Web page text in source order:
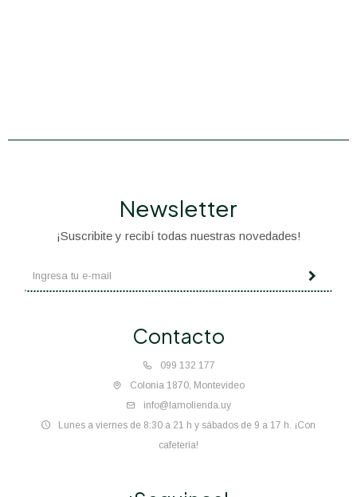
Contacto
099 132 177
Colonia 1870, Montevideo
info@lamolienda.uy
Lunes a viernes de 8:30 a 21 h y sábados de 9 a 17 h. ¡Con
cafetería!
Newsletter
¡Suscribite y recibí todas nuestras novedades!